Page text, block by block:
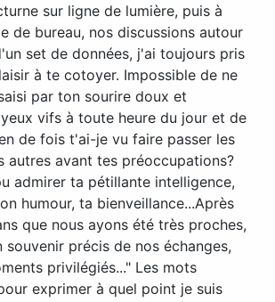
sur ligne de lumière, puis à
de bureau, nos discussions autour
set de données, j'ai toujours pris
à te cotoyer. Impossible de ne
par ton sourire doux et
vifs à toute heure du jour et de
de fois t'ai-je vu faire passer les
autres avant tes préoccupations?
admirer ta pétillante intelligence,
humour, ta bienveillance...Après
que nous ayons été très proches,
souvenir précis de nos échanges,
privilégiés..." Les mots
exprimer à quel point je suis